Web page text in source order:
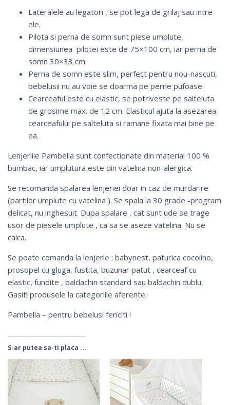
Lateralele au legatori , se pot lega de grilaj sau intre
ele.
Pilota si perna de somn sunt piese umplute,
dimensiunea pilotei este de 75×100 cm, iar perna de
somn 30×33 cm.
Perna de somn este slim, perfect pentru nou-nascuti,
bebelusii nu au voie se doarma pe perne pufoase.
Cearceaful este cu elastic, se potriveste pe salteluta
de grosime max. de 12 cm. Elasticul ajuta la asezarea
cearceafului pe salteluta si ramane fixata mai bine pe
ea.
Lenjeriile Pambella sunt confectionate din material 100 %
bumbac, iar umplutura este din vatelina non-alergica.
Se recomanda spalarea lenjeriei doar in caz de murdarire
(partilor umplute cu vatelina ). Se spala la 30 grade -program
delicat, nu inghesuit. Dupa spalare , cat sunt ude se trage
usor de piesele umplute , ca sa se aseze vatelina. Nu se
calca.
Se poate comanda la lenjerie : babynest, paturica cocolino,
prosopel cu gluga, fustita, buzunar patut , cearceaf cu
elastic, fundite , baldachin standard sau baldachin dublu.
Gasiti produsele la categoriile aferente.
Pambella – pentru bebelusi fericiti !
S-ar putea sa-ti placa ...